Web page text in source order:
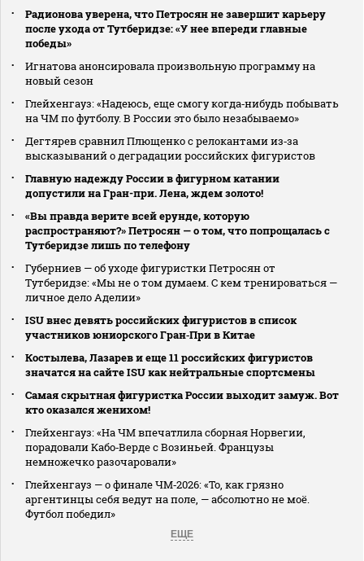
Радионова уверена, что Петросян не завершит карьеру
после ухода от Тутберидзе: «У нее впереди главные
победы»
Игнатова анонсировала произвольную программу на
новый сезон
Глейхенгауз: «Надеюсь, еще смогу когда‑нибудь побывать
на ЧМ по футболу. В России это было незабываемо»
Дегтярев сравнил Плющенко с релокантами из‑за
высказываний о деградации российских фигуристов
Главную надежду России в фигурном катании
допустили на Гран-при. Лена, ждем золото!
«Вы правда верите всей ерунде, которую
распространяют?» Петросян — о том, что попрощалась с
Тутберидзе лишь по телефону
Губерниев — об уходе фигуристки Петросян от
Тутберидзе: «Мы не о том думаем. С кем тренироваться —
личное дело Аделии»
ISU внес девять российских фигуристов в список
участников юниорского Гран‑При в Китае
Костылева, Лазарев и еще 11 российских фигуристов
значатся на сайте ISU как нейтральные спортсмены
Самая скрытная фигуристка России выходит замуж. Вот
кто оказался женихом!
Глейхенгауз: «На ЧМ впечатлила сборная Норвегии,
порадовали Кабо‑Верде с Возиньей. Французы
немножечко разочаровали»
Глейхенгауз — о финале ЧМ‑2026: «То, как грязно
аргентинцы себя ведут на поле, — абсолютно не моё.
Футбол победил»
ЕЩЕ